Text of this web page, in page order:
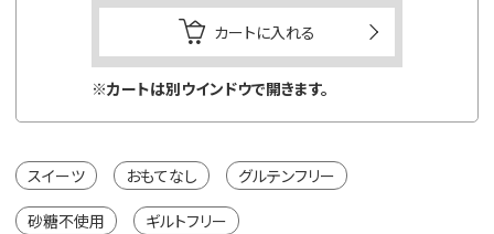
カートに入れる
※カートは別ウインドウで開きます。
スイーツ おもてなし グルテンフリー
砂糖不使用 ギルトフリー